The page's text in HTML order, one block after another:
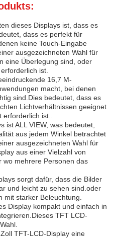
dieses Displays ist, dass es
dass es perfekt für
keine Touch-Eingabe
ausgezeichneten Wahl für
eine Überlegung sind, oder
ist.
16,7 M-
macht, bei denen
sind.Dies bedeutet, dass es
Lichtverhältnissen geeignet
ist..
ist ALL VIEW, was bedeutet,
aus jedem Winkel betrachtet
ausgezeichneten Wahl für
aus einer Vielzahl von
wo mehrere Personen das
sorgt dafür, dass die Bilder
und leicht zu sehen sind.oder
mit starker Beleuchtung.
Display kompakt und einfach in
TFT LCD-
TFT-LCD-Display eine